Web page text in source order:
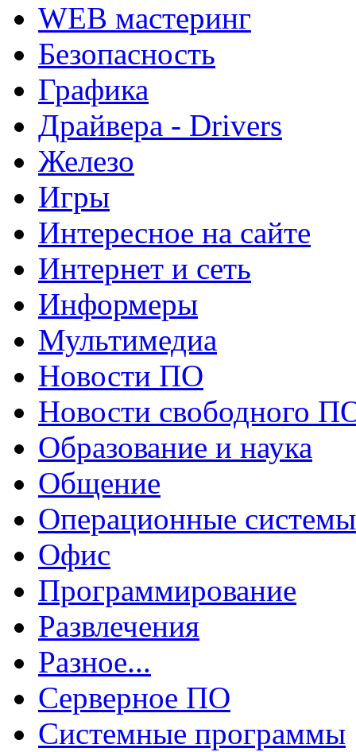
WEB мастеринг
Безопасность
Графика
Драйвера - Drivers
Железо
Игры
Интересное на сайте
Интернет и сеть
Информеры
Мультимедиа
Новости ПО
Новости свободного
Образование и наука
Общение
Операционные системы
Офис
Программирование
Развлечения
Разное...
Серверное ПО
Системные программы